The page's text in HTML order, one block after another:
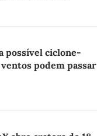
possível ciclone-
podem passar